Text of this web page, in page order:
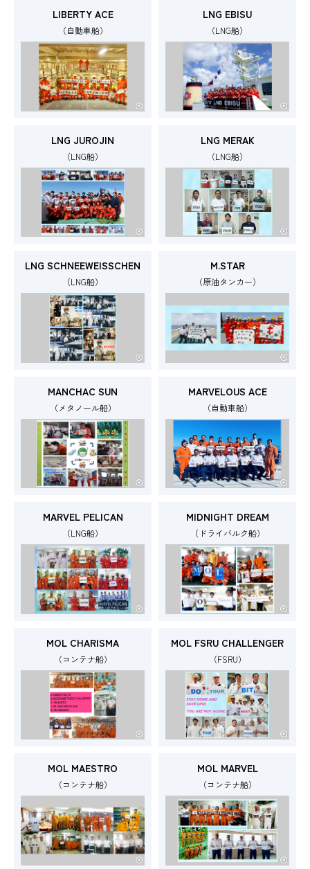
LIBERTY ACE
（自動車船）
LNG EBISU
（LNG船）
LNG JUROJIN
（LNG船）
LNG MERAK
（LNG船）
LNG SCHNEEWEISSCHEN
（LNG船）
M.STAR
（原油タンカー）
MANCHAC SUN
（メタノール船）
MARVELOUS ACE
（自動車船）
MARVEL PELICAN
（LNG船）
MIDNIGHT DREAM
（ドライバルク船）
MOL CHARISMA
（コンテナ船）
MOL FSRU CHALLENGER
（FSRU）
MOL MAESTRO
（コンテナ船）
MOL MARVEL
（コンテナ船）